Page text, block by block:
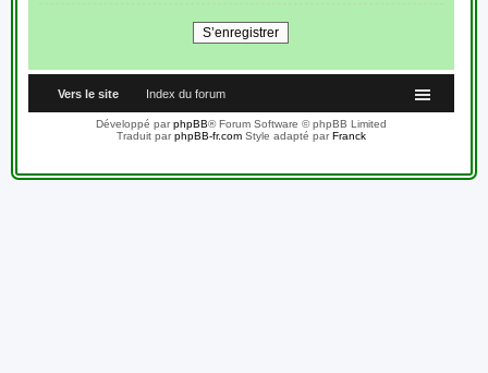
S’enregistrer
Vers le site Index du forum
Développé parphpBB® Forum Software © phpBB Limited
Traduit parphpBB-fr.comStyle adapté parFranck